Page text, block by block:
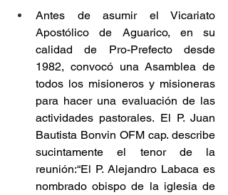
Antes de asumir el Vicariato
Apostólico de Aguarico, en su
calidad de Pro-Prefecto desde
1982, convocó una Asamblea de
todos los misioneros y misioneras
para hacer una evaluación de las
actividades pastorales. El P. Juan
Bautista Bonvin OFM cap. describe
sucintamente el tenor de la
reunión:“El P. Alejandro Labaca es
nombrado obispo de la iglesia de